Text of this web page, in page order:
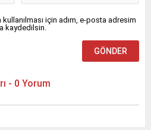
için adım, e-posta adresim
kaydedilsin.
- 0 Yorum